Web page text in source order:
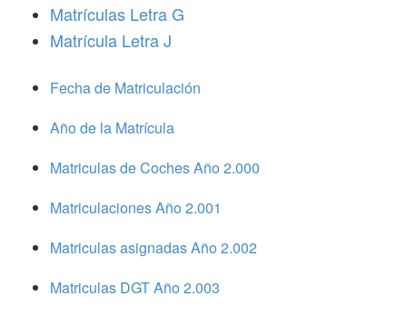
Matrículas Letra G
Matrícula Letra J
Fecha de Matriculación
Año de la Matrícula
Matriculas de Coches Año 2.000
Matriculaciones Año 2.001
Matriculas asignadas Año 2.002
Matriculas DGT Año 2.003